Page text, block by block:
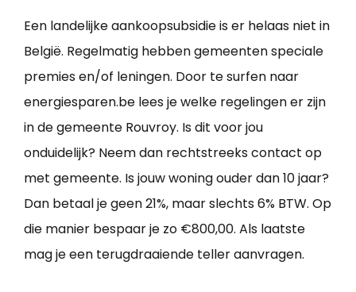
Een landelijke aankoopsubsidie is er helaas niet in
België. Regelmatig hebben gemeenten speciale
premies en/of leningen. Door te surfen naar
energiesparen.be lees je welke regelingen er zijn
in de gemeente Rouvroy. Is dit voor jou
onduidelijk? Neem dan rechtstreeks contact op
met gemeente. Is jouw woning ouder dan 10 jaar?
Dan betaal je geen 21%, maar slechts 6% BTW. Op
die manier bespaar je zo €800,00. Als laatste
mag je een terugdraaiende teller aanvragen.